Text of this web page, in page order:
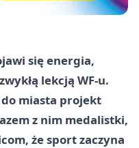
się energia,
lekcją WF-u.
miasta projekt
z nim medalistki,
że sport zaczyna